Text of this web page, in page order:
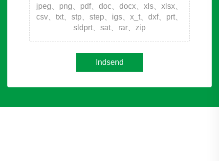
jpeg、png、pdf、doc、docx、xls、xlsx、
csv、txt、stp、step、igs、x_t、dxf、prt、
sldprt、sat、rar、zip
Indsend